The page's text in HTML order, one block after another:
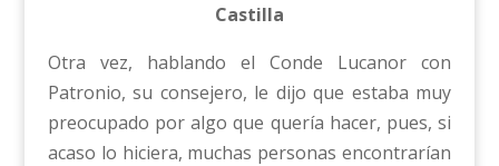
Castilla
Otra vez, hablando el Conde Lucanor con
Patronio, su consejero, le dijo que estaba muy
preocupado por algo que quería hacer, pues, si
acaso lo hiciera, muchas personas encontrarían